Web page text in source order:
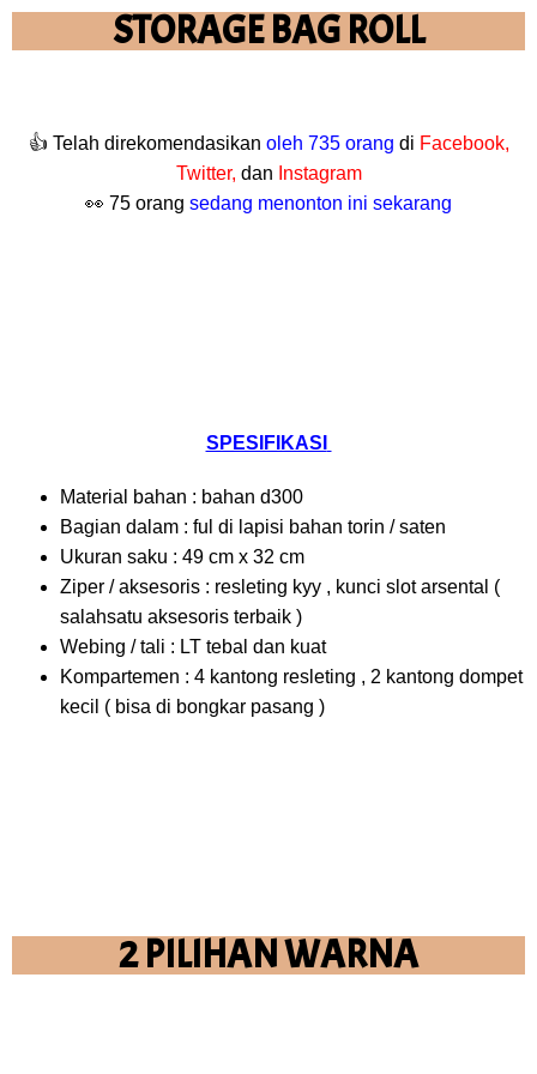
STORAGE BAG ROLL
👍 Telah direkomendasikan oleh 735 orang di Facebook,
Twitter, dan Instagram
👀 75 orang sedang menonton ini sekarang
SPESIFIKASI
Material bahan : bahan d300
Bagian dalam : ful di lapisi bahan torin / saten
Ukuran saku : 49 cm x 32 cm
Ziper / aksesoris : resleting kyy , kunci slot arsental (
salahsatu aksesoris terbaik )
Webing / tali : LT tebal dan kuat
Kompartemen : 4 kantong resleting , 2 kantong dompet
kecil ( bisa di bongkar pasang )
2 PILIHAN WARNA